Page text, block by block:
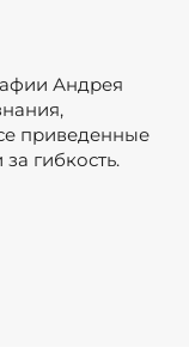
Андрея
приведенные
гибкость.